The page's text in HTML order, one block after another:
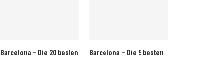
Barcelona – Die 20 besten
Barcelona – Die 5 besten